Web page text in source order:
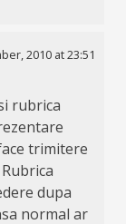
2010 at 23:51
rubrica
trimitere
dupa
normal ar